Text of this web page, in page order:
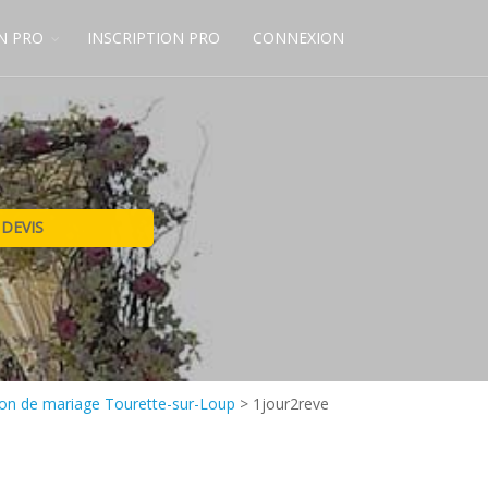
PRO INSCRIPTION PRO CONNEXION
de mariage Tourette-sur-Loup > 1jour2reve